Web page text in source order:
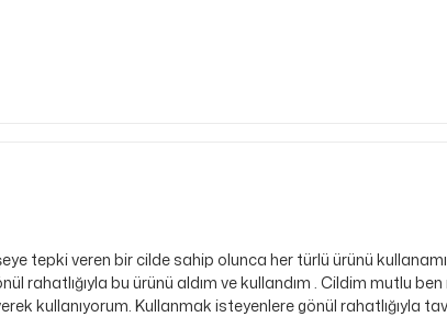
tepki veren bir cilde sahip olunca her türlü ürünü
rahatlığıyla bu ürünü aldım ve kullandım . Cildim mutlu
kullanıyorum. Kullanmak isteyenlere gönül rahatlığıyla